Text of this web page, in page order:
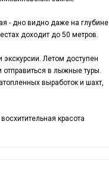
- дно видно даже на глубине
доходит до 50 метров.
экскурсии. Летом доступен
в лыжные туры.
выработок и шахт,
красота